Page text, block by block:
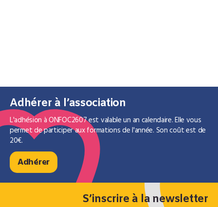
Adhérer à l’association
L'adhésion à ONFOC2607 est valable un an calendaire. Elle vous
permet de participer aux formations de l'année. Son coût est de
20€.
Adhérer
S’inscrire à la newsletter